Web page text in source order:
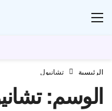
الرئيسية تشانيول
الوسم: